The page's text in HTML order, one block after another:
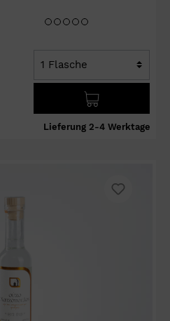
Lieferung 2-4 Werktage